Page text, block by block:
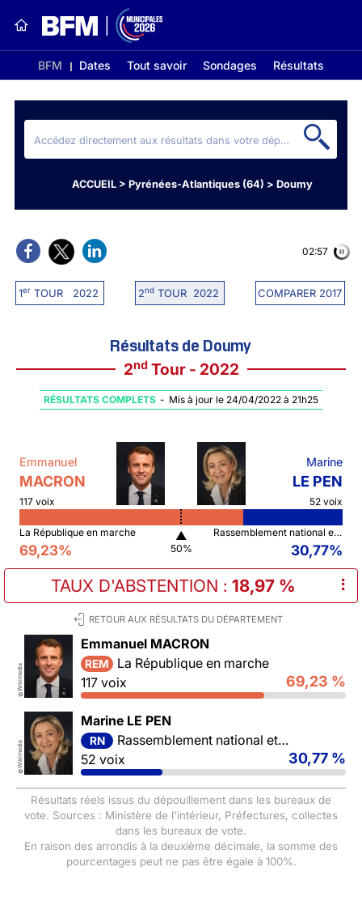
BFM Dates Tout savoir Sondages Résultats
ACCUEIL > Pyrénées-Atlantiques (64) > Doumy
1erTOUR 2022 2ndTOUR 2022 COMPARER 2017
02:56
Résultats de Doumy
2ndTour - 2022
RÉSULTATS COMPLETS - Mis à jour le 24/04/2022 à 21h25
Emmanuel
MACRON
117 voix
Marine
LE PEN
52 voix
La République en marche
69,23%
▲
50%
Rassemblement national et ses alliés
30,77%
TAUX D'ABSTENTION : 18,97 % ⠇
RETOUR AUX RÉSULTATS DU DÉPARTEMENT
©
Wikimedia
Emmanuel MACRON
REM
La République en marche
117 voix
69,23 %
©
Wikimedia
Marine LE PEN
RN
Rassemblement national et ses alliés
52 voix
30,77 %
Résultats réels issus du dépouillement dans les bureaux de
vote. Sources : Ministère de l'intérieur, Préfectures, collectes
dans les bureaux de vote.
En raison des arrondis à la deuxième décimale, la somme des
pourcentages peut ne pas être égale à 100%.